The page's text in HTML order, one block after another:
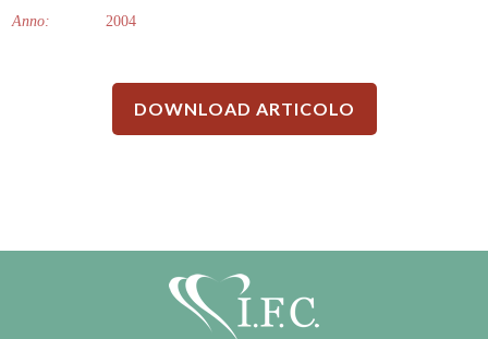
Anno:
2004
DOWNLOAD ARTICOLO